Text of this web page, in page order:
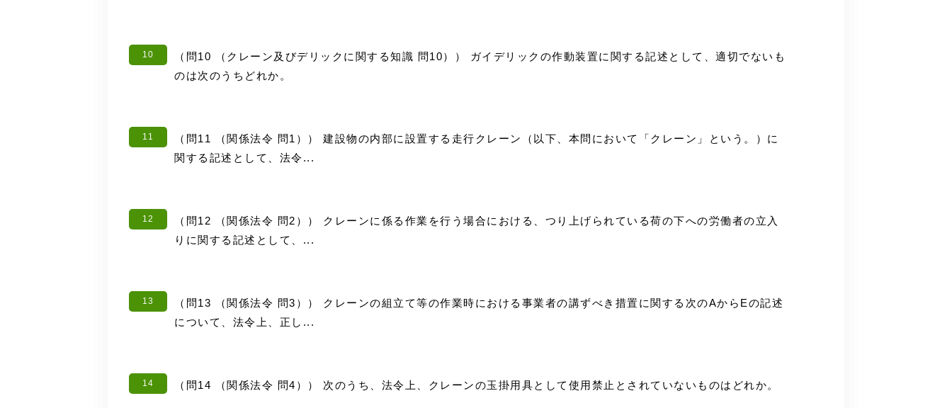
10
（問10 （クレーン及びデリックに関する知識 問10）） ガイデリックの作動装置に関する記述として、適切でないも
のは次のうちどれか。
11
（問11 （関係法令 問1）） 建設物の内部に設置する走行クレーン（以下、本問において「クレーン」という。）に
関する記述として、法令...
12
（問12 （関係法令 問2）） クレーンに係る作業を行う場合における、つり上げられている荷の下への労働者の立入
りに関する記述として、...
13
（問13 （関係法令 問3）） クレーンの組立て等の作業時における事業者の講ずべき措置に関する次のAからEの記述
について、法令上、正し...
14 （問14 （関係法令 問4）） 次のうち、法令上、クレーンの玉掛用具として使用禁止とされていないものはどれか。